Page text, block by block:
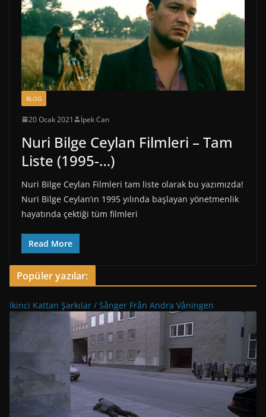
BLOG
20 Ocak 2021 İpek Can
Nuri Bilge Ceylan Filmleri – Tam
Liste (1995-…)
Nuri Bilge Ceylan Filmleri tam liste olarak bu yazımızda!
Nuri Bilge Ceylan‘ın 1995 yılında başlayan yönetmenlik
hayatında çektiği tüm filmleri
Read More
Popüler yazılar:
İkinci Kattan Şarkılar / Sånger Från Andra Våningen